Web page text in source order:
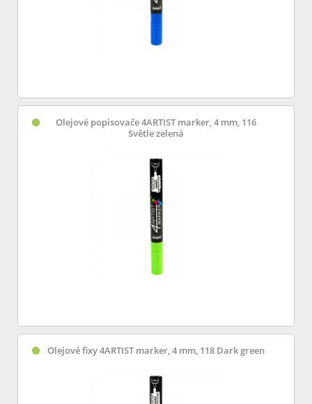
Olejové popisovače 4ARTIST marker, 4 mm, 116
Světle zelená
Olejové fixy 4ARTIST marker, 4 mm, 118 Dark green